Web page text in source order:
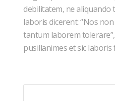
debilitatem, ne aliquando
laboris dicerent: “Nos
tantum laborem
pusillanimes et sic